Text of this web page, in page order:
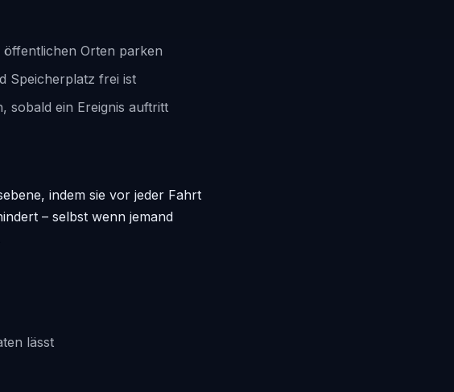
öffentlichen Orten parken
Speicherplatz frei ist
sobald ein Ereignis auftritt
indem sie vor jeder Fahrt
– selbst wenn jemand
lässt